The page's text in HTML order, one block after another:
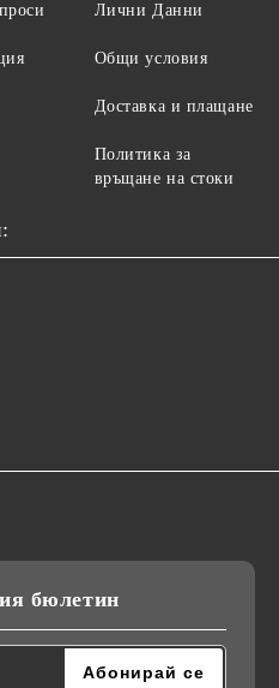
Лични Данни
Общи условия
Доставка и плащане
Политика за
връщане на стоки
бюлетин